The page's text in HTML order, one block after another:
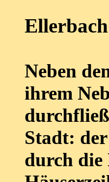
Neben
ihrem
Stadt:
durch die